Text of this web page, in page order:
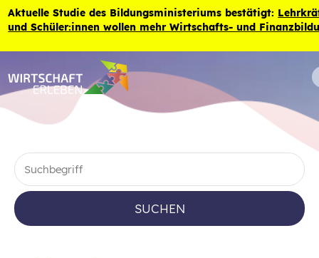
Zum Inhalt der Seite springen
Aktuelle Studie des Bildungsministeriums bestätigt:
und Schüler:innen wollen mehr Wirtschafts- und
SUCHEN